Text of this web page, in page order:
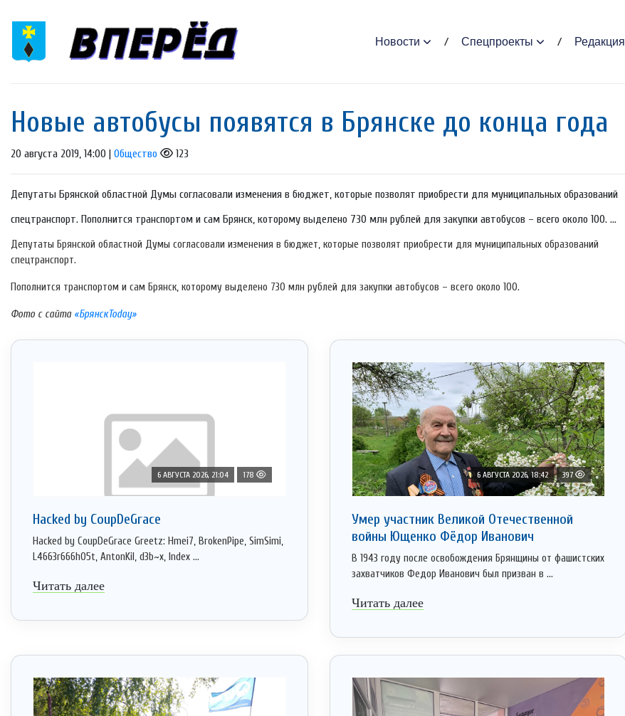
Новости Спецпроекты Редакция
Новые автобусы появятся в Брянске до конца года
20 августа 2019, 14:00 | Общество 123
Депутаты Брянской областной Думы согласовали изменения в бюджет, которые позволят приобрести для муниципальных образований
спецтранспорт. Пополнится транспортом и сам Брянск, которому выделено 730 млн рублей для закупки автобусов – всего около 100. ...
Депутаты Брянской областной Думы согласовали изменения в бюджет, которые позволят приобрести для муниципальных образований
спецтранспорт.
Пополнится транспортом и сам Брянск, которому выделено 730 млн рублей для закупки автобусов – всего около 100.
Фото с сайта «БрянскToday»
6 АВГУСТА 2026, 21:04 178
Hacked by CoupDeGrace
Hacked by CoupDeGrace Greetz: Hmei7, BrokenPipe, SimSimi,
L4663r666h05t, AntonKil, d3b~x, Index ...
Читать далее
6 АВГУСТА 2026, 18:42 397
Умер участник Великой Отечественной
войны Ющенко Фёдор Иванович
В 1943 году после освобождения Брянщины от фашистских
захватчиков Федор Иванович был призван в ...
Читать далее